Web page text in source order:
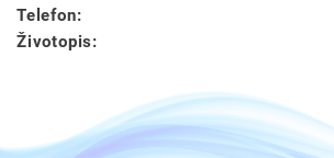
Telefon:
Životopis: